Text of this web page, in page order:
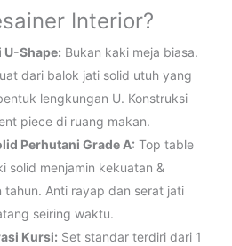
Interior?
U-Shape: Bukan kaki meja biasa.
dari balok jati solid utuh yang
lengkungan U. Konstruksi
piece di ruang makan.
Perhutani Grade A: Top table
solid menjamin kekuatan &
tahun. Anti rayap dan serat jati
seiring waktu.
Kursi: Set standar terdiri dari 1